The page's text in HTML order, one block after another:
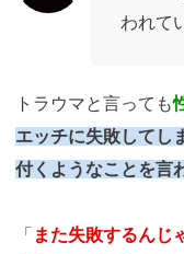
われて
トラウマと言っても
エッチに失敗してし
付くようなことを言
「 また失敗するんじ